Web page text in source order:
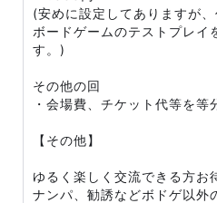
(安めに設定してありますが
ボードゲームのテストプレイ
す。)
その他の回
・会場費、チケット代等を等
【その他】
ゆるく楽しく交流できる方お
ナンパ、勧誘などボドゲ以外